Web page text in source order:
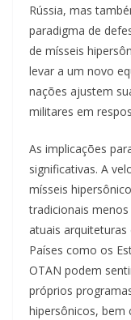
Rússia, mas
paradigma de
de mísseis
levar a um novo
nações ajustem
militares em
As implicações
significativas. A
mísseis
tradicionais
atuais arquiteturas
Países como os
OTAN podem
próprios
hipersônicos, bem